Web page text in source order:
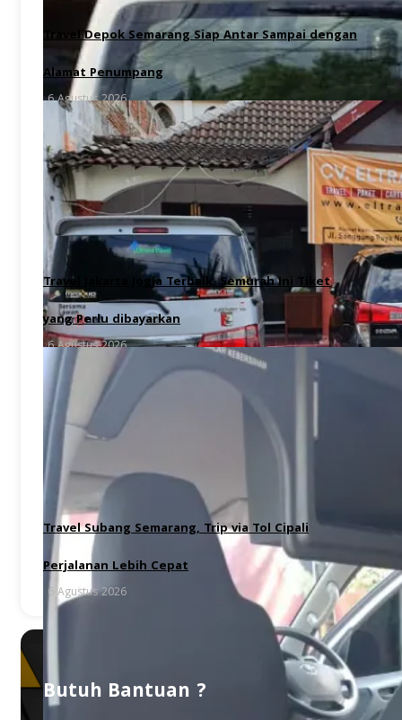
Travel Depok Semarang Siap Antar Sampai dengan
Alamat Penumpang
6 Agustus 2026
Travel Jakarta Jogja Terbaik, Semurah Ini Tiket
yang Perlu dibayarkan
6 Agustus 2026
Travel Subang Semarang, Trip via Tol Cipali
Perjalanan Lebih Cepat
6 Agustus 2026
Butuh Bantuan ?